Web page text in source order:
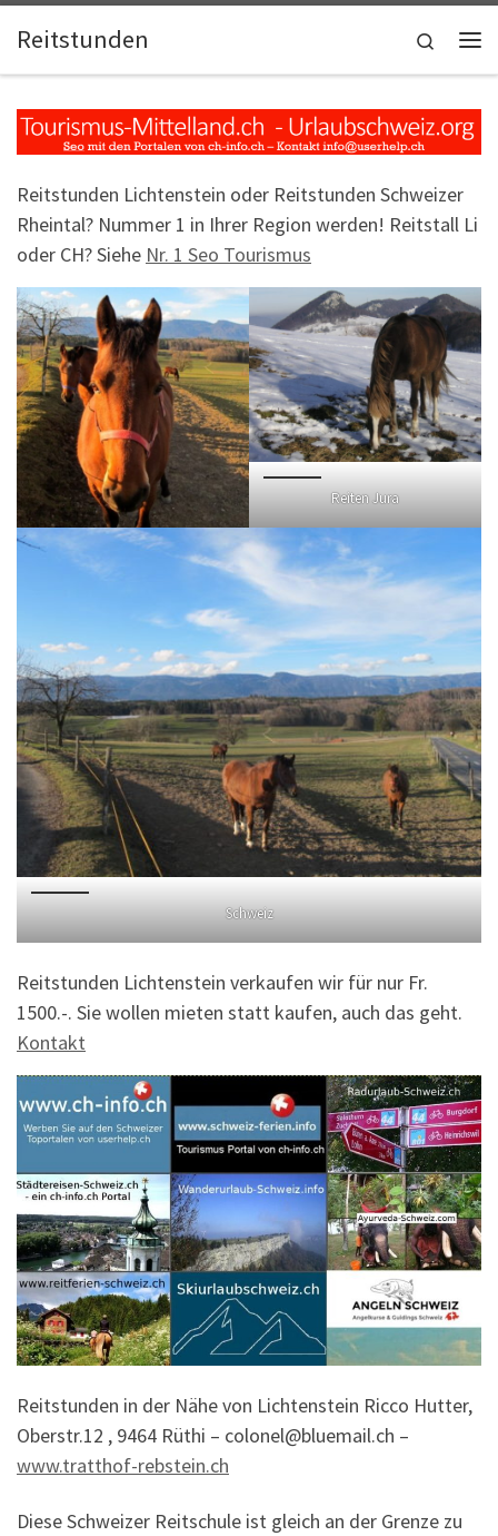
Skip to content
Reitstunden
Search
Reitstunden Lichtenstein oder Reitstunden Schweizer
Rheintal? Nummer 1 in Ihrer Region werden! Reitstall Li
oder CH? Siehe Nr. 1 Seo Tourismus
Reiten Jura
Schweiz
Reitstunden Lichtenstein verkaufen wir für nur Fr.
1500.-. Sie wollen mieten statt kaufen, auch das geht.
Kontakt
Reitstunden in der Nähe von Lichtenstein Ricco Hutter,
Oberstr.12 , 9464 Rüthi – colonel@bluemail.ch –
www.tratthof-rebstein.ch
Diese Schweizer Reitschule ist gleich an der Grenze zu